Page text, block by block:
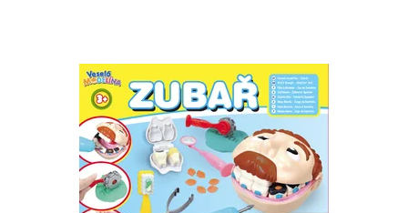
Skvělá zábava pro malé zubaře!
Dostupnost:
Skladem>3
5547
Značka:
MAC TOYS